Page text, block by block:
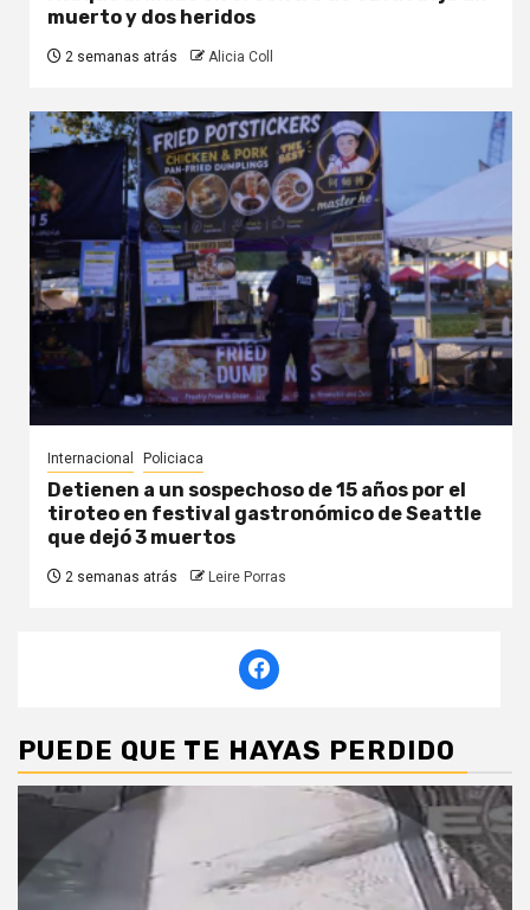
muerto y dos heridos
2 semanas atrás Alicia Coll
Internacional Policiaca
Detienen a un sospechoso de 15 años por el
tiroteo en festival gastronómico de Seattle
que dejó 3 muertos
2 semanas atrás Leire Porras
PUEDE QUE TE HAYAS PERDIDO